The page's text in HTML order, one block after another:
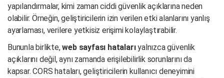
yapılandırmalar, kimi zaman ciddi güvenlik açıklarına neden
olabilir. Örneğin, geliştiricilerin izin verilen etki alanlarını yanlış
ayarlaması, verilere yetkisiz erişimi kolaylaştırabilir.
Bununla birlikte,web sayfası hatalarıyalnızca güvenlik
açıklarını değil, aynı zamanda erişilebilirlik sorunlarını da
kapsar. CORS hataları, geliştiricilerin kullanıcı deneyimini